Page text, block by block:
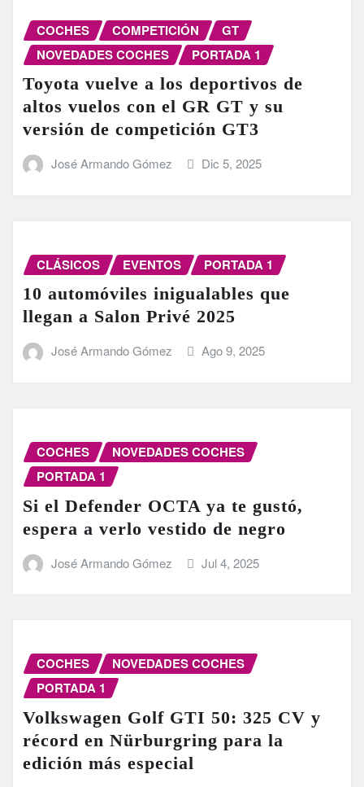
COCHES COMPETICIÓN
GT
NOVEDADES COCHES
PORTADA 1
Toyota vuelve a los deportivos de
altos vuelos con el GR GT y su
versión de competición GT3
José Armando Gómez Dic 5, 2025
CLÁSICOS EVENTOS PORTADA 1
10 automóviles inigualables que
llegan a Salon Privé 2025
José Armando Gómez Ago 9, 2025
COCHES
NOVEDADES COCHES
PORTADA 1
Si el Defender OCTA ya te gustó,
espera a verlo vestido de negro
José Armando Gómez Jul 4, 2025
COCHES
NOVEDADES COCHES
PORTADA 1
Volkswagen Golf GTI 50: 325 CV y
récord en Nürburgring para la
edición más especial